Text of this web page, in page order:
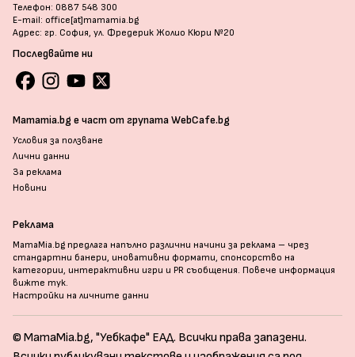
Телефон: 0887 548 300
E-mail: office[at]mamamia.bg
Адрес: гр. София, ул. Фредерик Жолио Кюри №20
Последвайте ни
Mamamia.bg е част от групата WebCafe.bg
Условия за ползване
Лични данни
За реклама
Новини
Реклама
MamaMia.bg предлага напълно различни начини за реклама – чрез
стандартни банери, иновативни формати, спонсорство на
категории, интерактивни игри и PR съобщения. Повече информация
вижте тук.
Настройки на личните данни
© MamaMia.bg, "Уебкафе" ЕАД. Всички права запазени.